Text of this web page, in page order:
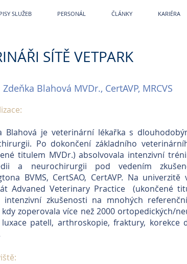
SLUŽEB PERSONÁL ČLÁNKY KARIÉRA
SÍTĚ VETPARK
Blahová MVDr., CertAVP, MRCVS
Blahová je veterinární lékařka s
Po dokončení základního
titulem MVDr.) absolvovala intenzivní
a neurochirurgii pod vedením
BVMS, CertSAO, CertAVP. Na
Advaned Veterinary Practice (ukončené
intenzivní zkušenosti na mnohých
kdy zoperovala více než 2000 ortopedických/
luxace patell, arthroskopie, fraktury,